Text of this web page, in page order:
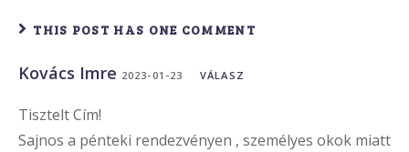
THIS POST HAS ONE COMMENT
Kovács Imre 2023-01-23 VÁLASZ
Tisztelt Cím!
Sajnos a pénteki rendezvényen , személyes okok miatt